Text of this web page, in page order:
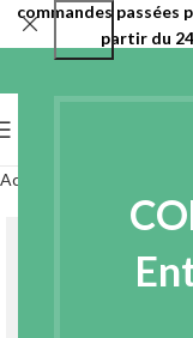
Accueil
commandes
partir du